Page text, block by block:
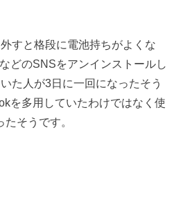
すと格段に電池持ちがよくな
どのSNSをアンインストールし
た人が3日に一回になったそう
を多用していたわけではなく使
そうです。